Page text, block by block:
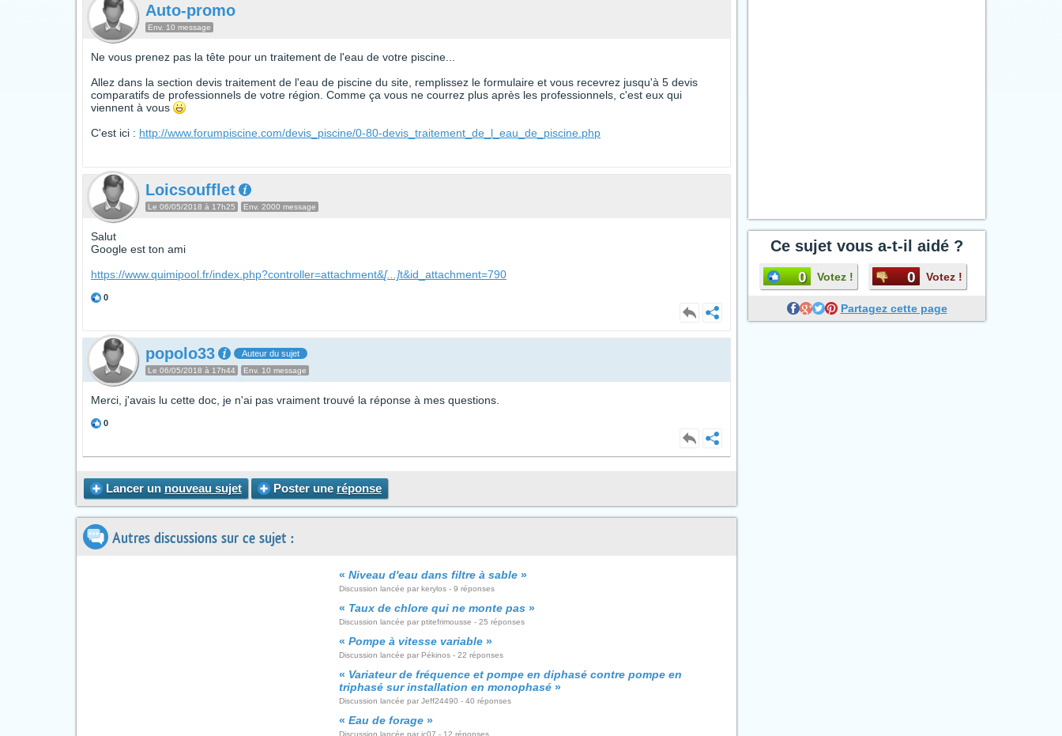
Auto-promo
Env. 10 message
Ne vous prenez pas la tête pour un traitement de l'eau de votre piscine...
Allez dans la section devis traitement de l'eau de piscine du site, remplissez le formulaire et vous recevrez jusqu'à 5 devis
comparatifs de professionnels de votre région. Comme ça vous ne courrez plus après les professionnels, c'est eux qui
viennent à vous
C'est ici : http://www.forumpiscine.com/devis_piscine/0-80-devis_traitement_de_l_eau_de_piscine.php
Loicsoufflet
Le 06/05/2018 à 17h25 Env. 2000 message
Salut
Google est ton ami
https://www.quimipool.fr/index.php?controller=attachment&[...]t&id_attachment=790
0
popolo33 Auteur du sujet
Le 06/05/2018 à 17h44 Env. 10 message
Merci, j'avais lu cette doc, je n'ai pas vraiment trouvé la réponse à mes questions.
0
Lancer un nouveau sujet Poster une réponse
Autres discussions sur ce sujet :
« Niveau d'eau dans filtre à sable »
Discussion lancée par kerylos - 9 réponses
« Taux de chlore qui ne monte pas »
Discussion lancée par ptitefrimousse - 25 réponses
« Pompe à vitesse variable »
Discussion lancée par Pékinos - 22 réponses
« Variateur de fréquence et pompe en diphasé contre pompe en
triphasé sur installation en monophasé »
Discussion lancée par Jeff24490 - 40 réponses
« Eau de forage »
Discussion lancée par jc07 - 12 réponses
Ce sujet vous a-t-il aidé ?
0 Votez ! 0 Votez !
Partagez cette page